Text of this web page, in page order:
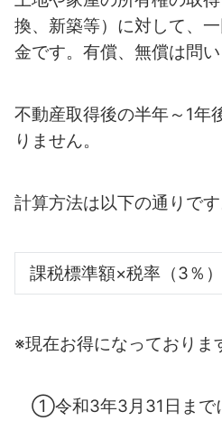
換、新築等）に対して、
金です。有償、無償は問い
不動産取得後の半年～1年
りません。
計算方法は以下の通りです
課税標準額×税率（3％
※現在お得になっておりま
①令和3年3月31日まで